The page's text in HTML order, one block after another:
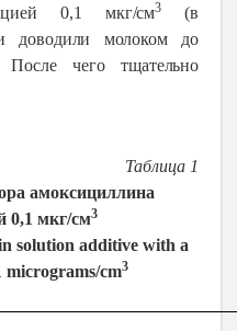
0,1 мкг/см3
(в
доводили молоком до
чего тщательно
Таблица 1
амоксициллина
0,1 мкг/см3
solution additive with a
micrograms/cm3